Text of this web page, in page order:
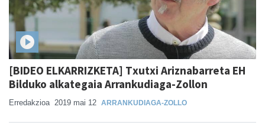
[BIDEO ELKARRIZKETA] Txutxi Ariznabarreta EH
Bilduko alkategaia Arrankudiaga-Zollon
Erredakzioa 2019 mai 12 ARRANKUDIAGA-ZOLLO